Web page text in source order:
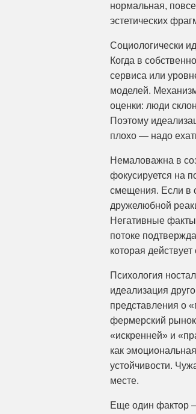
нормальная,
эстетических
Социологически
Когда в
сервиса или
моделей.
оценки: люди
Поэтому
плохо — надо
Немаловажна в
фокусируется на
смещения. Если в
дружелюбной
Негативные
потоке
которая действует
Психология
идеализация
представления о
фермерский
«искренней» и
как
устойчивости.
месте.
Еще один фактор